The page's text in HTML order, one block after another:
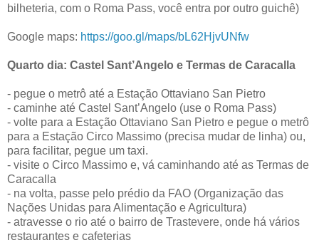
bilheteria, com o Roma Pass, você entra por outro guichê)
Google maps: https://goo.gl/maps/bL62HjvUNfw
Quarto dia: Castel Sant’Angelo e Termas de Caracalla
- pegue o metrô até a Estação Ottaviano San Pietro
- caminhe até Castel Sant’Angelo (use o Roma Pass)
- volte para a Estação Ottaviano San Pietro e pegue o metrô
para a Estação Circo Massimo (precisa mudar de linha) ou,
para facilitar, pegue um taxi.
- visite o Circo Massimo e, vá caminhando até as Termas de
Caracalla
- na volta, passe pelo prédio da FAO (Organização das
Nações Unidas para Alimentação e Agricultura)
- atravesse o rio até o bairro de Trastevere, onde há vários
restaurantes e cafeterias